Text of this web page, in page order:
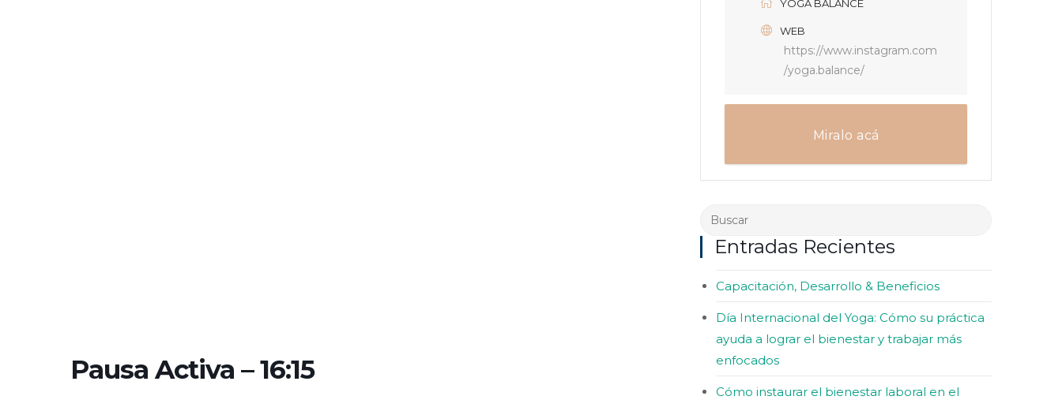
Pausa Activa – 16:15
YOGA BALANCE
WEB
https://www.instagram.com
/yoga.balance/
Miralo acá
Entradas Recientes
Capacitación, Desarrollo & Beneficios
Día Internacional del Yoga: Cómo su práctica
ayuda a lograr el bienestar y trabajar más
enfocados
Cómo instaurar el bienestar laboral en el